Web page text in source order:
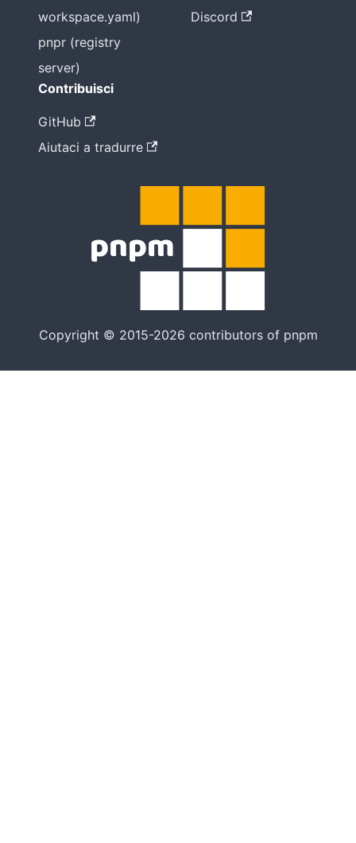
workspace.yaml)
pnpr (registry
server)
Discord
Contribuisci
GitHub
Aiutaci a tradurre
Copyright © 2015-2026 contributors of pnpm